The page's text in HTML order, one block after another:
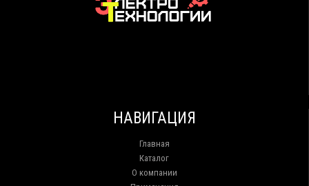
НАВИГАЦИЯ
Главная
Каталог
О компании